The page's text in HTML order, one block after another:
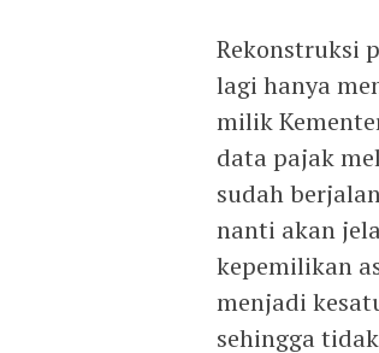
Rekonstruksi
lagi hanya
milik
data pajak
sudah
nanti akan
kepemilikan
menjadi
sehingga